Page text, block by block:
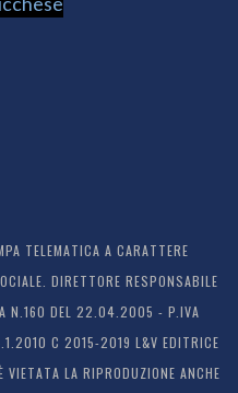
TELEMATICA A CARATTERE
DIRETTORE RESPONSABILE
N.160 DEL 22.04.2005 - P.IVA
C 2015-2019 L&V EDITRICE
LA RIPRODUZIONE ANCHE